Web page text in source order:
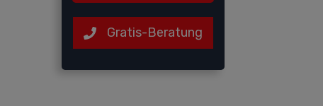
Gratis-Beratung